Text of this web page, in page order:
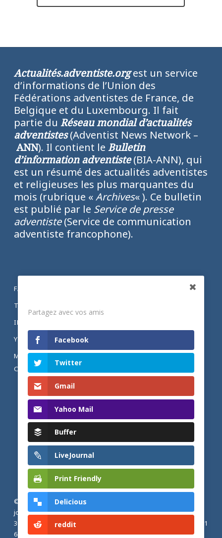
Actualités.adventiste.orgest un service
d’informations de l’Union des
Fédérations adventistes de France, de
Belgique et du Luxembourg. Il fait
partie du Réseau mondial d’actualités
adventistes(Adventist News Network –
ANN). Il contient le Bulletin
d’information adventiste(BIA-ANN), qui
est un résumé des actualités adventistes
et religieuses les plus marquantes du
mois (rubrique «Archives« ). Ce bulletin
est publié par le Service de presse
adventiste(Service de communication
adventiste francophone).
FACEBOOK
TWITTER
INSTAGRAM
YOUTUBE
MENTIONS LÉGALES ET POLITIQUE DE
CONFIDENTIALITÉ
© 2026 Actualités adventistes. Église adventiste du septième
jour de France métropolitaine, de Belgique et du Luxembourg.
30, Avenue Émile Zola, 77190 Dammarie Les Lys, France |
+33 (0) 1
64 79 87 00
Partagez avec vos amis
Facebook
Twitter
Gmail
Yahoo Mail
Buffer
LiveJournal
Print Friendly
Delicious
reddit